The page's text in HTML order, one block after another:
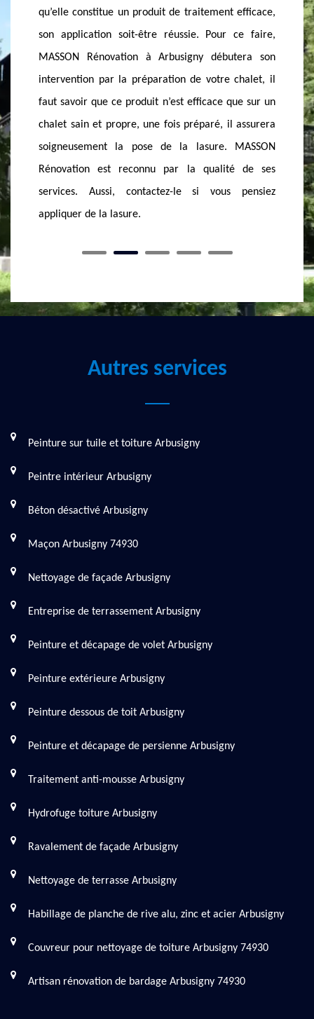
efficace,
ce faire,
son
chalet, il
sur un
assurera
de ses
pensiez
se déclarent être compétents mais peu d’entre eux
sont capables de vous offrir un résultat impeccable
et satisfaisant. Si votre chalet est installé dans la
ville de Arbusigny, faites appel à MASSON
Rénovation. Nous disposons toutes les maitrises et
les techniques essentielles en application de lasure,
alors contactez-nous tout simplement. Nous vous
offrons un tarif abordable et conformément à votre
budget.
Autres services
Peinture sur tuile et toiture Arbusigny
Peintre intérieur Arbusigny
Béton désactivé Arbusigny
Maçon Arbusigny 74930
Nettoyage de façade Arbusigny
Entreprise de terrassement Arbusigny
Peinture et décapage de volet Arbusigny
Peinture extérieure Arbusigny
Peinture dessous de toit Arbusigny
Peinture et décapage de persienne Arbusigny
Traitement anti-mousse Arbusigny
Hydrofuge toiture Arbusigny
Ravalement de façade Arbusigny
Nettoyage de terrasse Arbusigny
Habillage de planche de rive alu, zinc et acier Arbusigny
Couvreur pour nettoyage de toiture Arbusigny 74930
Artisan rénovation de bardage Arbusigny 74930